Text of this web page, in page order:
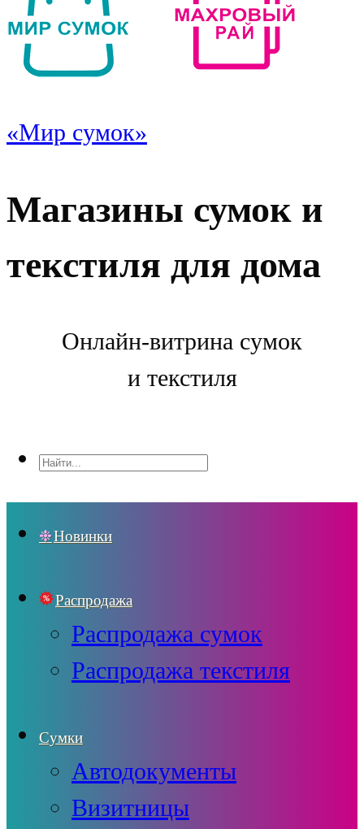
«Мир сумок»
Магазины сумок и
текстиля для дома
Онлайн-витрина сумок
и текстиля
Новинки
Распродажа
Распродажа сумок
Распродажа текстиля
Сумки
Автодокументы
Визитницы